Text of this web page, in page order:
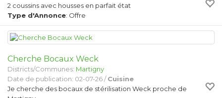
2 coussins avec housses en parfait état
Type d'Annonce: Offre
Cherche Bocaux Weck
Districts/Communes: Martigny
Date de publication: 02-07-26 /Cuisine
Je cherche des bocaux de stérilisation Weck proche de